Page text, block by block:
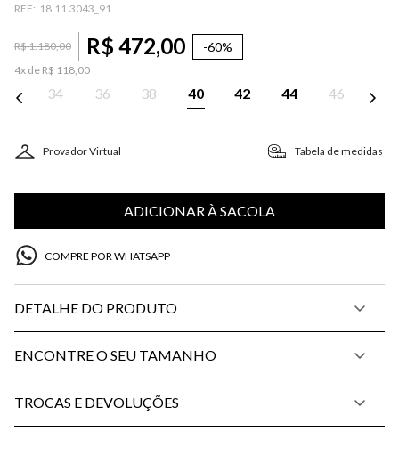
: 18.11.3043_91
R$1.180,00 R$ 472,00 -60%
4x de R$ 118,00
34 36 38 40 42 44 46
Provador Virtual Tabela de medidas
ADICIONAR À SACOLA
COMPRE POR WHATSAPP
DETALHE DO PRODUTO
ENCONTRE O SEU TAMANHO
TROCAS E DEVOLUÇÕES